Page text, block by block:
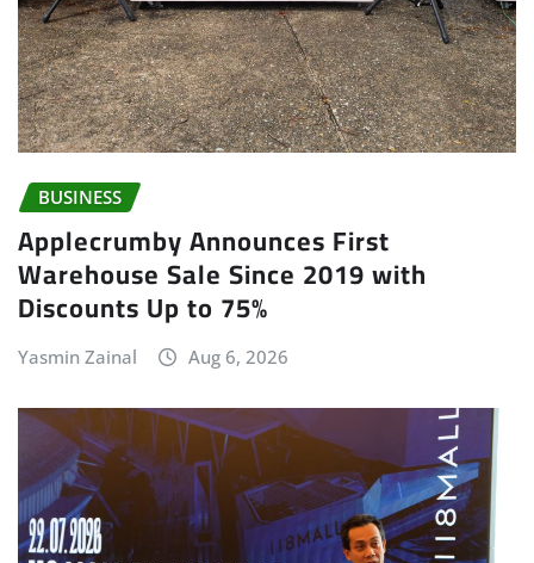
BUSINESS
Applecrumby Announces First
Warehouse Sale Since 2019 with
Discounts Up to 75%
Yasmin Zainal Aug 6, 2026